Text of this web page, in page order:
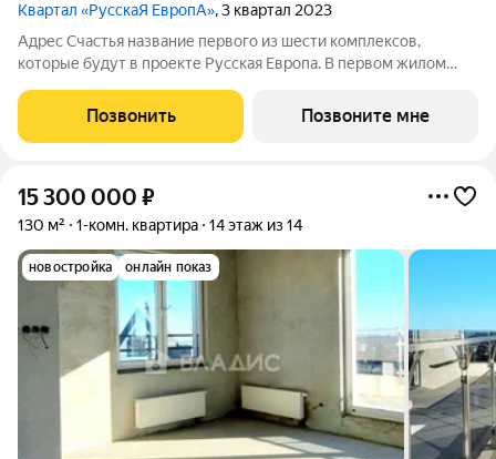
Квартал «РусскаЯ ЕвропА», 3 квартал 2023
Адрес Счастья название первого из шести комплексов,
которые будут в проекте Русская Европа. В первом жилом
России и соседствующих европейских.
Позвонить Позвоните мне
15 300 000 ₽
130 м² 1-комн. квартира 14 этаж из 14
новостройка онлайн показ